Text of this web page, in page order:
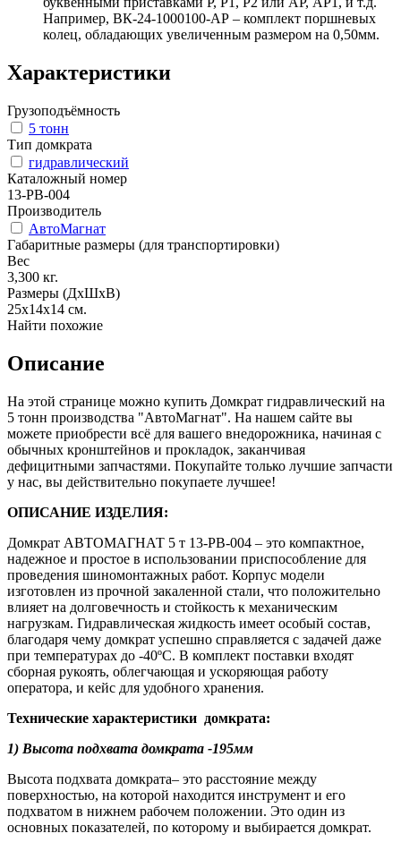
Например, ВК-24-1000100-АР – комплект поршневых
колец, обладающих увеличенным размером на 0,50мм.
Характеристики
Грузоподъёмность
5 тонн
Тип домкрата
гидравлический
Каталожный номер
13-PB-004
Производитель
АвтоМагнат
Габаритные размеры (для транспортировки)
Вес
3,300 кг.
Размеры (ДхШхВ)
25х14х14 см.
Найти похожие
Описание
На этой странице можно купить Домкрат гидравлический на
5 тонн производства "АвтоМагнат". На нашем сайте вы
можете приобрести всё для вашего внедорожника, начиная с
обычных кронштейнов и прокладок, заканчивая
дефицитными запчастями. Покупайте только лучшие запчасти
у нас, вы действительно покупаете лучшее!
ОПИСАНИЕ ИЗДЕЛИЯ:
Домкрат АВТОМАГНАТ 5 т 13-PB-004 – это компактное,
надежное и простое в использовании приспособление для
проведения шиномонтажных работ. Корпус модели
изготовлен из прочной закаленной стали, что положительно
влияет на долговечность и стойкость к механическим
нагрузкам. Гидравлическая жидкость имеет особый состав,
благодаря чему домкрат успешно справляется с задачей даже
при температурах до -40ºС. В комплект поставки входят
сборная рукоять, облегчающая и ускоряющая работу
оператора, и кейс для удобного хранения.
Технические характеристики домкрата:
1) Высота подхвата домкрата -195мм
Высота подхвата домкрата– это расстояние между
поверхностью, на которой находится инструмент и его
подхватом в нижнем рабочем положении. Это один из
основных показателей, по которому и выбирается домкрат.